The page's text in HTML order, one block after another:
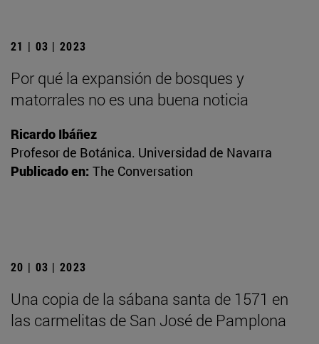
21 | 03 | 2023
Por qué la expansión de bosques y
matorrales no es una buena noticia
Ricardo Ibáñez
Profesor de Botánica. Universidad de Navarra
Publicado en: The Conversation
20 | 03 | 2023
Una copia de la sábana santa de 1571 en
las carmelitas de San José de Pamplona